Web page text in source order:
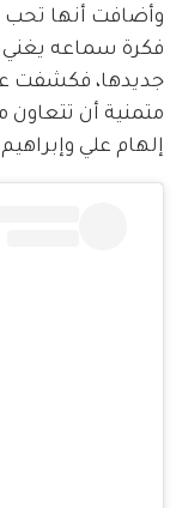
وأضافت أنها تحب
فكرة سماعه يغني
جديدها، فكشفت
متمنية أن
إلهام علي